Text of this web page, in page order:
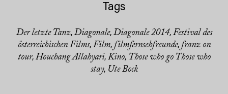
Tags
Der letzte Tanz, Diagonale, Diagonale 2014, Festival des
österreichischen Films, Film, filmfernsehfreunde, franz on
tour, Houchang Allahyari, Kino, Those who go Those who
stay, Ute Bock